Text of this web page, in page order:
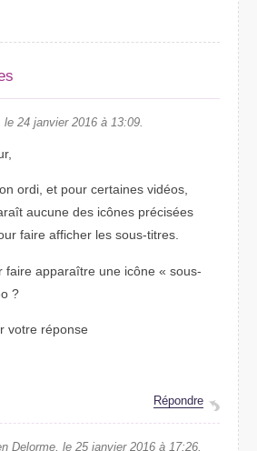
24 janvier 2016 à 13:09.
ordi, et pour certaines vidéos,
aucune des icônes précisées
faire afficher les sous-titres.
faire apparaître une icône « sous-
?
votre réponse
Répondre
Delorme, le 25 janvier 2016 à 17:26.